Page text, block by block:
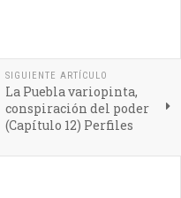
SIGUIENTE ARTÍCULO
La Puebla variopinta,
conspiración del poder
(Capítulo 12) Perfiles